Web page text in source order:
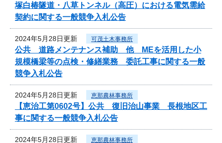
塚白椿隧道・八草トンネル（高圧）における電気需給
契約に関する一般競争入札公告
2024年5月28日更新 可茂土木事務所
公共 道路メンテナンス補助 他 MEを活用した小
規模橋梁等の点検・修繕業務 委託工事に関する一般
競争入札公告
2024年5月28日更新 恵那農林事務所
【恵治工第0602号】公共 復旧治山事業 長根地区工
事に関する一般競争入札公告
2024年5月28日更新 恵那農林事務所